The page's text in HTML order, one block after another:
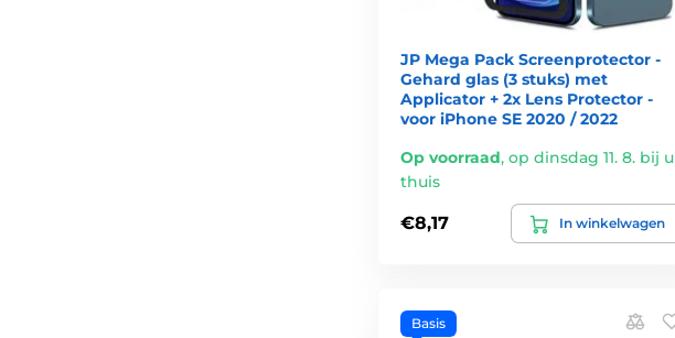
JP Mega Pack Screenprotector -
Gehard glas (3 stuks) met
Applicator + 2x Lens Protector -
voor iPhone SE 2020 / 2022
Op voorraad, op dinsdag 11. 8. bij u
thuis
€8,17 In winkelwagen
Basis